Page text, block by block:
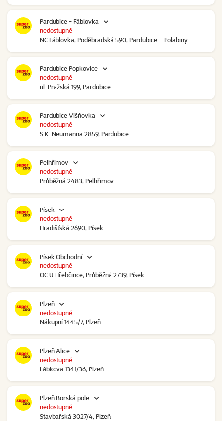
Pardubice - Fáblovka
NC Fáblovka, Poděbradská 590, Pardubice – Polabiny
nedostupné
Pardubice Popkovice
ul. Pražská 199, Pardubice
nedostupné
Pardubice Višňovka
S.K. Neumanna 2859, Pardubice
nedostupné
Pelhřimov
Průběžná 2483, Pelhřimov
nedostupné
Písek
Hradišťská 2690, Písek
nedostupné
Písek Obchodní
OC U Hřebčince, Průběžná 2739, Písek
nedostupné
Plzeň
Nákupní 1445/7, Plzeň
nedostupné
Plzeň Alice
Lábkova 1341/36, Plzeň
nedostupné
Plzeň Borská pole
Stavbařská 3027/4, Plzeň
nedostupné